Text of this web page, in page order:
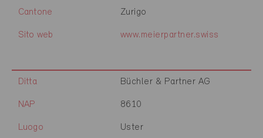
Cantone Zurigo
Sito web www.meierpartner.swiss
Ditta Büchler & Partner AG
NAP 8610
Luogo Uster